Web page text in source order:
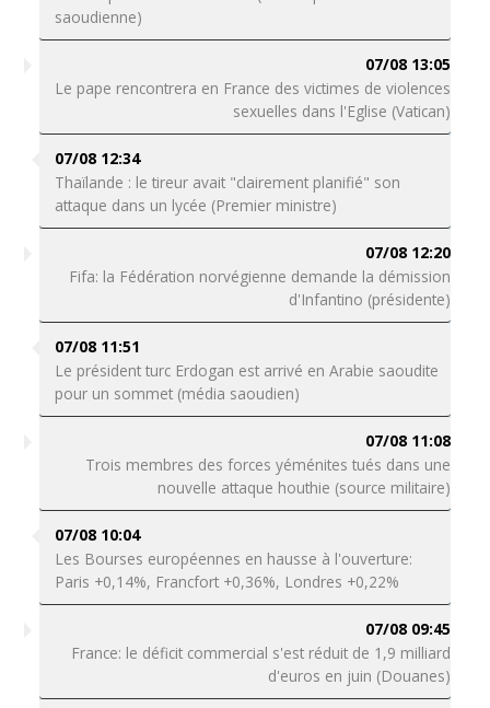
saoudienne)
07/08 13:05
Le pape rencontrera en France des victimes de violences
sexuelles dans l'Eglise (Vatican)
07/08 12:34
Thaïlande : le tireur avait "clairement planifié" son
attaque dans un lycée (Premier ministre)
07/08 12:20
Fifa: la Fédération norvégienne demande la démission
d'Infantino (présidente)
07/08 11:51
Le président turc Erdogan est arrivé en Arabie saoudite
pour un sommet (média saoudien)
07/08 11:08
Trois membres des forces yéménites tués dans une
nouvelle attaque houthie (source militaire)
07/08 10:04
Les Bourses européennes en hausse à l'ouverture:
Paris +0,14%, Francfort +0,36%, Londres +0,22%
07/08 09:45
France: le déficit commercial s'est réduit de 1,9 milliard
d'euros en juin (Douanes)